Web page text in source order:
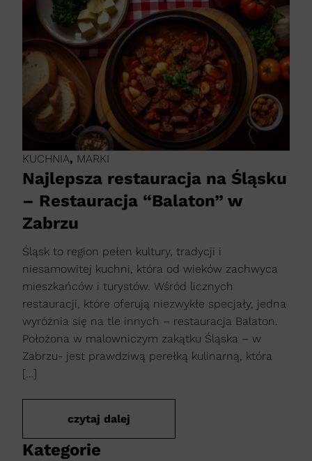
KUCHNIA, MARKI
Najlepsza restauracja na Śląsku
– Restauracja “Balaton” w
Zabrzu
Śląsk to region pełen kultury, tradycji i
niesamowitej kuchni, która od wieków zachwyca
mieszkańców i turystów. Wśród licznych
restauracji, które oferują niezwykłe specjały, jedna
wyróżnia się na tle innych – restauracja Balaton.
Położona w malowniczym zakątku Śląska – w
Zabrzu- jest prawdziwą perełką kulinarną, która
[…]
czytaj dalej
Kategorie